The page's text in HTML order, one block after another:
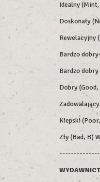
Idealny
Doskonały
Rewelacyjny
Bardzo
Bardzo
Dobry
Kiepski
Zły (Bad, B)